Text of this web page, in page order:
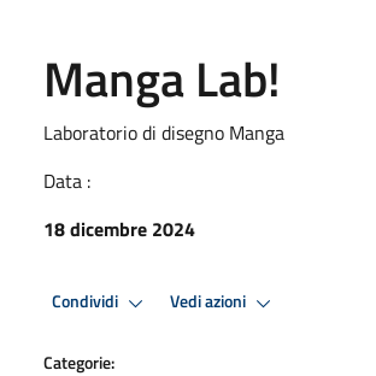
Manga Lab!
Laboratorio di disegno Manga
Data :
18 dicembre 2024
Condividi Vedi azioni
Categorie: